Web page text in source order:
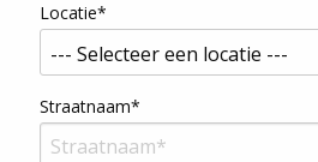
Locatie*
Straatnaam*